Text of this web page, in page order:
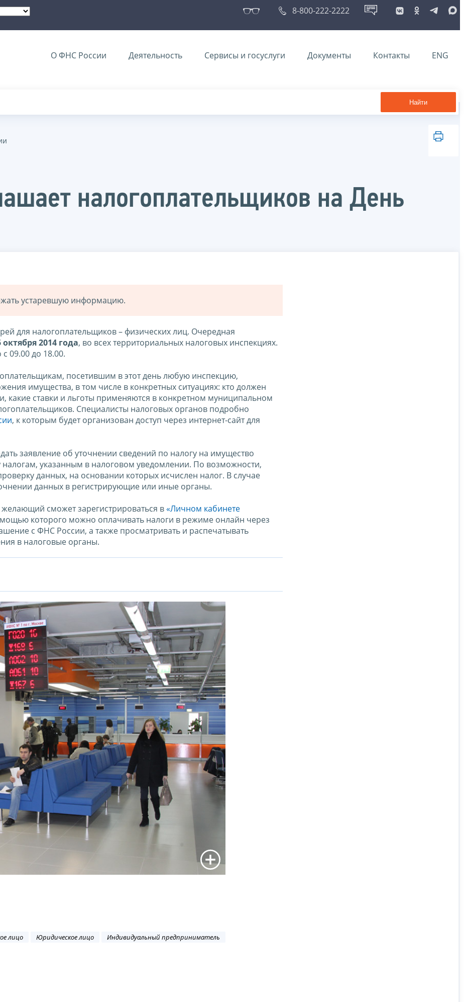
8-800-222-2222
О ФНС России Деятельность Сервисы и госуслуги Документы Контакты ENG
Найти
налогоплательщиков на День
устаревшую информацию.
для налогоплательщиков – физических лиц. Очередная
октября 2014 года, во всех территориальных налоговых инспекциях.
09.00 до 18.00.
посетившим в этот день любую инспекцию,
имущества, в том числе в конкретных ситуациях: кто должен
какие ставки и льготы применяются в конкретном муниципальном
Специалисты налоговых органов подробно
, к которым будет организован доступ через интернет-сайт для
заявление об уточнении сведений по налогу на имущество
указанным в налоговом уведомлении. По возможности,
данных, на основании которых исчислен налог. В случае
данных в регистрирующие или иные органы.
сможет зарегистрироваться в«Личном кабинете
которого можно оплачивать налоги в режиме онлайн через
с ФНС России, а также просматривать и распечатывать
в налоговые органы.
лицо Юридическое лицо Индивидуальный предприниматель